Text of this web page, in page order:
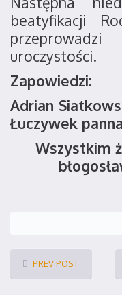
beatyfikacji
uroczystości.
Zapowiedzi:
Adrian
Łuczywek
Wszystkim
PREV POST